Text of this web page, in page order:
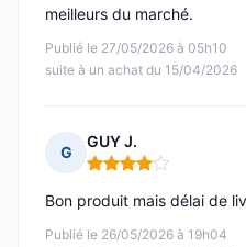
Publié le 27/05/2026 à 05h10
suite à un achat du 15/04/2026
meilleurs du marché.
G
GUY J.
Note : 4 sur 5
Publié le 26/05/2026 à 19h04
Bon produit mais délai de